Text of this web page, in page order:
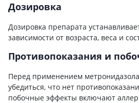
Дозировка
Дозировка препарата
зависимости от возраста, веса и
Противопоказания и
Перед применением
убедиться, что нет
побочные эффекты включают